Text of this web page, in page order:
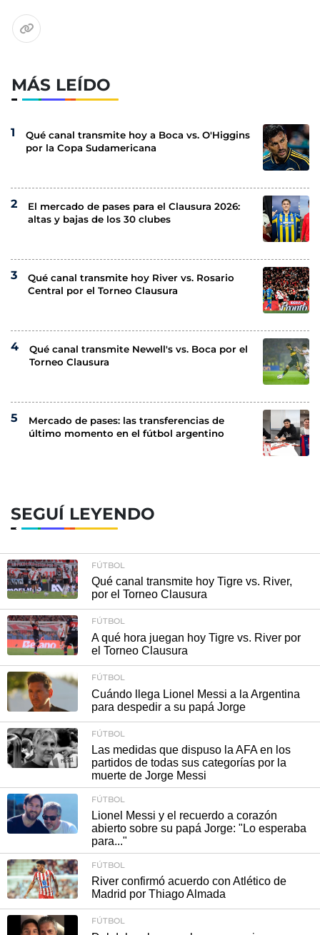
MÁS LEÍDO
Qué canal transmite hoy a Boca vs. O'Higgins
por la Copa Sudamericana
El mercado de pases para el Clausura 2026:
altas y bajas de los 30 clubes
Qué canal transmite hoy River vs. Rosario
Central por el Torneo Clausura
Qué canal transmite Newell's vs. Boca por el
Torneo Clausura
Mercado de pases: las transferencias de
último momento en el fútbol argentino
SEGUÍ LEYENDO
FÚTBOL
Qué canal transmite hoy Tigre vs. River,
por el Torneo Clausura
FÚTBOL
A qué hora juegan hoy Tigre vs. River por
el Torneo Clausura
FÚTBOL
Cuándo llega Lionel Messi a la Argentina
para despedir a su papá Jorge
FÚTBOL
Las medidas que dispuso la AFA en los
partidos de todas sus categorías por la
muerte de Jorge Messi
FÚTBOL
Lionel Messi y el recuerdo a corazón
abierto sobre su papá Jorge: "Lo esperaba
para..."
FÚTBOL
River confirmó acuerdo con Atlético de
Madrid por Thiago Almada
FÚTBOL